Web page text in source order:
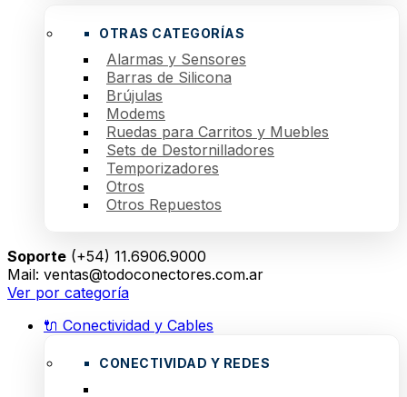
OTRAS CATEGORÍAS
Alarmas y Sensores
Barras de Silicona
Brújulas
Modems
Ruedas para Carritos y Muebles
Sets de Destornilladores
Temporizadores
Otros
Otros Repuestos
Soporte (+54) 11.6906.9000
Mail: ventas@todoconectores.com.ar
Ver por categoría
🔌 Conectividad y Cables
CONECTIVIDAD Y REDES